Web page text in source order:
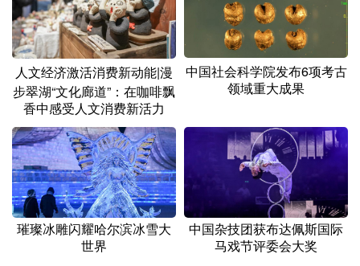
人文经济激活消费新动能|漫
步翠湖“文化廊道”：在咖啡飘
香中感受人文消费新活力
中国社会科学院发布6项考古
领域重大成果
璀璨冰雕闪耀哈尔滨冰雪大
世界
中国杂技团获布达佩斯国际
马戏节评委会大奖